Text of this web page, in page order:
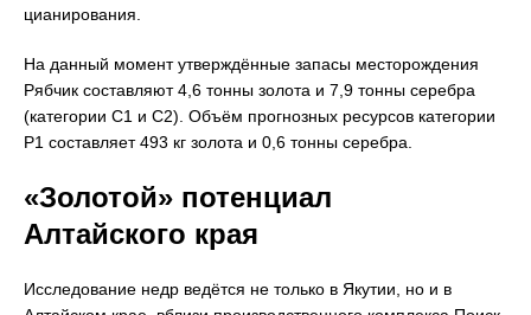
цианирования.
На данный момент утверждённые запасы месторождения
Рябчик составляют 4,6 тонны золота и 7,9 тонны серебра
(категории С1 и С2). Объём прогнозных ресурсов категории
Р1 составляет 493 кг золота и 0,6 тонны серебра.
«Золотой» потенциал
Алтайского края
Исследование недр ведётся не только в Якутии, но и в